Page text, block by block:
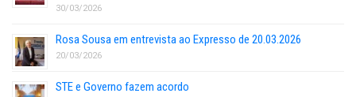
30/03/2026
Rosa Sousa em entrevista ao Expresso de 20.03.2026
20/03/2026
STE e Governo fazem acordo